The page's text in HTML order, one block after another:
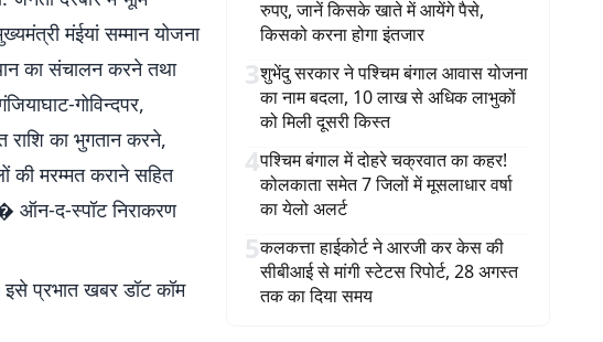
मंईयां सम्मान योजना
का संचालन करने तथा
गोविन्दपर,
राशि का भुगतान करने,
की मरम्मत कराने सहित
ऑन-द-स्पॉट निराकरण
प्रभात खबर डॉट कॉम
रुपए, जानें किसके खाते में आयेंगे पैसे,
किसको करना होगा इंतजार
3शुभेंदु सरकार ने पश्चिम बंगाल आवास योजना
का नाम बदला, 10 लाख से अधिक लाभुकों
को मिली दूसरी किस्त
4पश्चिम बंगाल में दोहरे चक्रवात का कहर!
कोलकाता समेत 7 जिलों में मूसलाधार वर्षा
का येलो अलर्ट
5कलकत्ता हाईकोर्ट ने आरजी कर केस की
सीबीआई से मांगी स्टेटस रिपोर्ट, 28 अगस्त
तक का दिया समय